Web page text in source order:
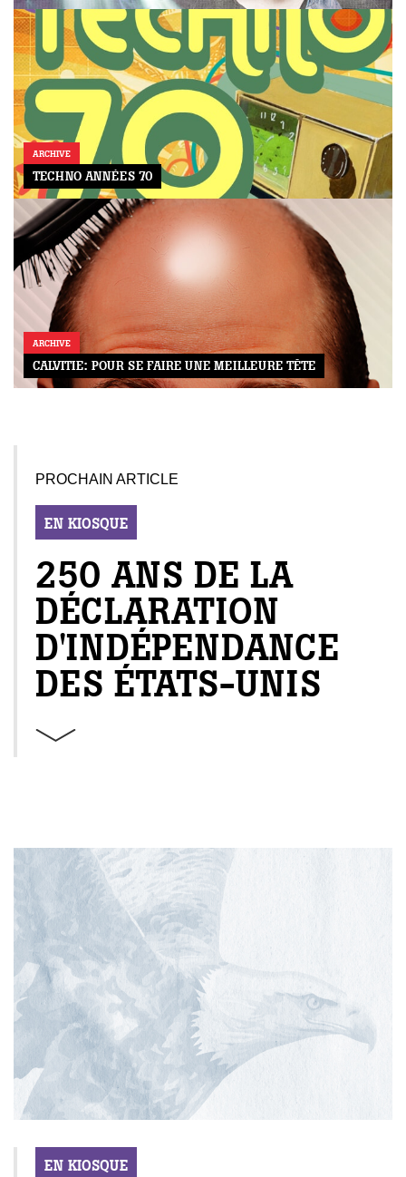
ARCHIVE
TECHNO ANNÉES 70
ARCHIVE
CALVITIE: POUR SE FAIRE UNE MEILLEURE TÊTE
PROCHAIN ARTICLE
EN KIOSQUE
250 ANS DE LA
DÉCLARATION
D'INDÉPENDANCE
DES ÉTATS-UNIS
EN KIOSQUE